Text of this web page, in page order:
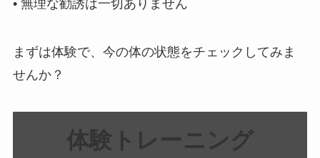
• 無理な勧誘は一切ありません
まずは体験で、今の体の状態をチェックしてみま
せんか？
体験トレーニング